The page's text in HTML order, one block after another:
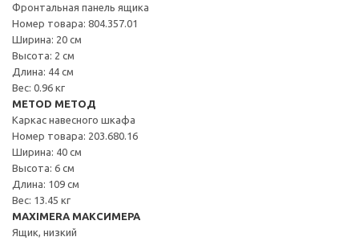
Фронтальная панель ящика
Номер товара: 804.357.01
Ширина: 20 см
Высота: 2 см
Длина: 44 см
Вес: 0.96 кг
METOD МЕТОД
Каркас навесного шкафа
Номер товара: 203.680.16
Ширина: 40 см
Высота: 6 см
Длина: 109 см
Вес: 13.45 кг
MAXIMERA МАКСИМЕРА
Ящик, низкий